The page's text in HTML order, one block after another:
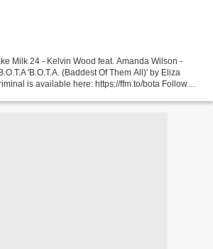
Wilson -
is available here: https://ffm.to/bota Follow